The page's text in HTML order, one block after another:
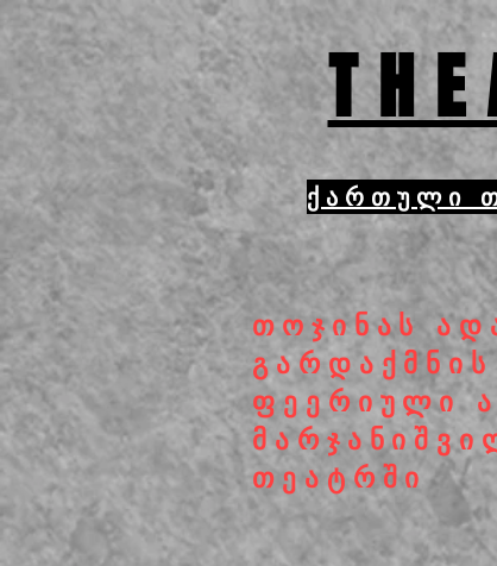
ქართული
თოჯინას
გარდაქმნის
ფეერიული
თეატრში